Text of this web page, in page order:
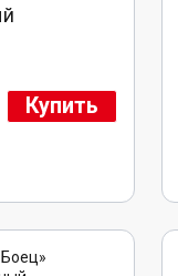
Купить